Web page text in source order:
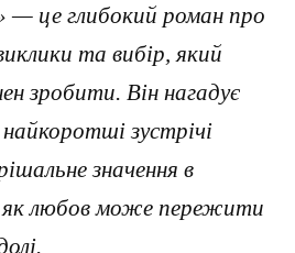
— це глибокий роман про
та вибір, який
зробити. Він нагадує
зустрічі
значення в
любов може пережити